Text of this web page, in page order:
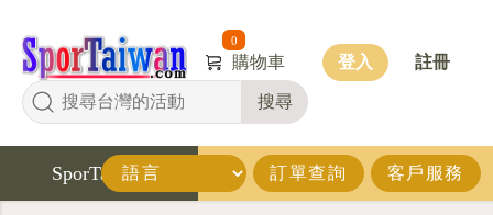
搜尋
0
購物車 登入 註冊
SporTaiwan 訂單查詢 客戶服務